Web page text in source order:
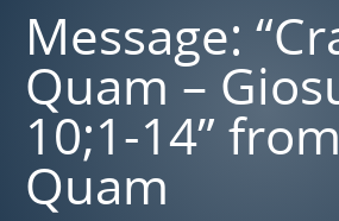
Message:
Quam –
10;1-14”
Quam